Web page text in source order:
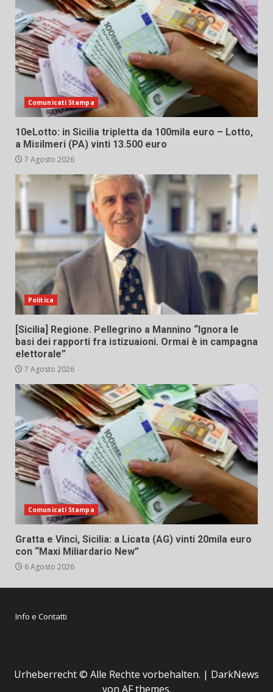
Comunicati Stampa
10eLotto: in Sicilia tripletta da 100mila euro – Lotto,
a Misilmeri (PA) vinti 13.500 euro
7 Agosto 2026
Politica
[Sicilia] Regione. Pellegrino a Mannino “Ignora le
basi dei rapporti fra istizuaioni. Ormai è in campagna
elettorale”
7 Agosto 2026
Comunicati Stampa
Gratta e Vinci, Sicilia: a Licata (AG) vinti 20mila euro
con “Maxi Miliardario New”
6 Agosto 2026
Info e Contatti
Urheberrecht © Alle Rechte vorbehalten. | DarkNews
von AF themes.